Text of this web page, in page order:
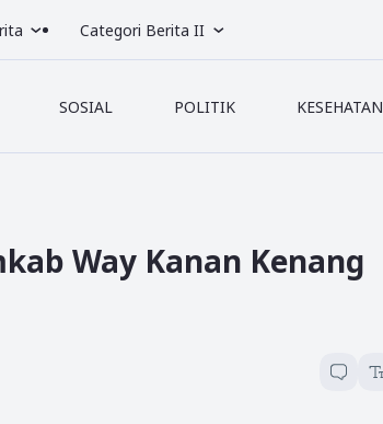
Categori Berita II
SOSIAL POLITIK KESEHATAN
Way Kanan Kenang